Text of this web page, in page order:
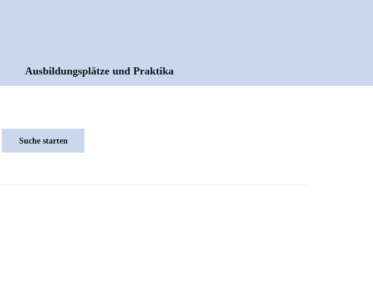
Ausbildungsplätze und Praktika